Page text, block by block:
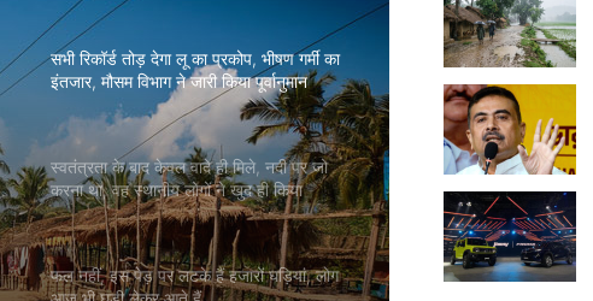
सभी रिकॉर्ड तोड़ देगा लू का प्रकोप, भीषण गर्मी का
इंतजार, मौसम विभाग ने जारी किया पूर्वानुमान
स्वतंत्रता के बाद केवल वादे ही मिले, नदी पर जो
करना था, वह स्थानीय लोगों ने खुद ही किया
फल नहीं, इस पेड़ पर लटके हैं हजारों घड़ियां, लोग